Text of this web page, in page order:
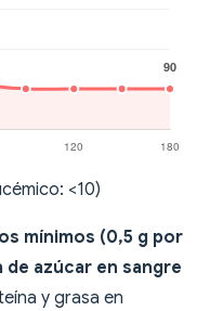
<10)
mínimos (0,5 g por
de azúcar en sangre
y grasa en